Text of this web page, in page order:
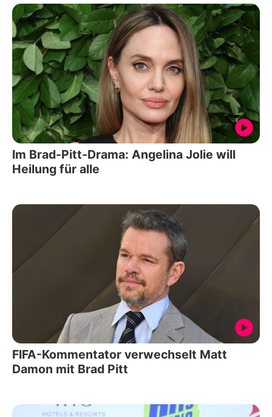
Im Brad-Pitt-Drama: Angelina Jolie will
Heilung für alle
FIFA-Kommentator verwechselt Matt
Damon mit Brad Pitt